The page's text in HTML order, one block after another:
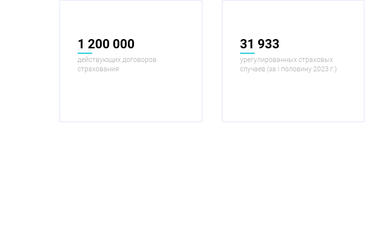
1 200 000
действующих договоров
страхования
31 933
урегулированных страховых
случаев (за I половину 2023 г.)